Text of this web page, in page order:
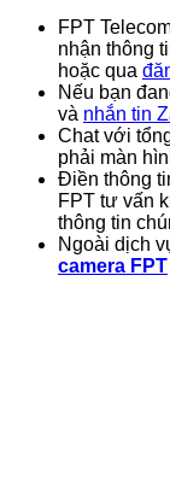
FPT
nhận thông
hoặc qua
Nếu bạn
và nhắn tin
Chat với
phải màn
Điền thông
FPT tư vấn
thông tin
Ngoài dịch
camera FPT